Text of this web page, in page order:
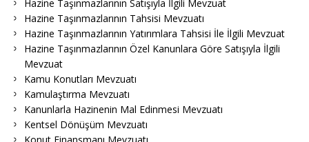
Hazine Taşınmazlarının Satışıyla İlgili Mevzuat
Hazine Taşınmazlarının Tahsisi Mevzuatı
Hazine Taşınmazlarının Yatırımlara Tahsisi İle İlgili Mevzuat
Hazine Taşınmazlarının Özel Kanunlara Göre Satışıyla İlgili
Mevzuat
Kamu Konutları Mevzuatı
Kamulaştırma Mevzuatı
Kanunlarla Hazinenin Mal Edinmesi Mevzuatı
Kentsel Dönüşüm Mevzuatı